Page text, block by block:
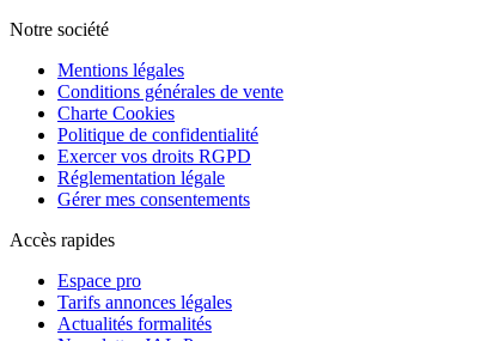
Notre société
Mentions légales
Conditions générales de vente
Charte Cookies
Politique de confidentialité
Exercer vos droits RGPD
Réglementation légale
Gérer mes consentements
Accès rapides
Espace pro
Tarifs annonces légales
Actualités formalités